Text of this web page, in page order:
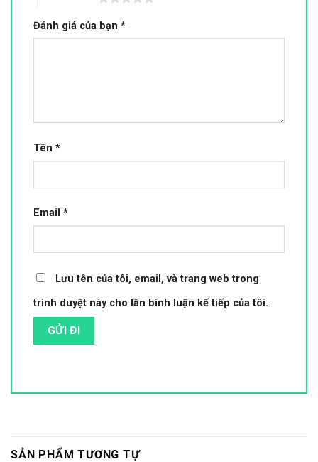
Đánh giá của bạn *
Tên *
Email *
Lưu tên của tôi, email, và trang web trong
trình duyệt này cho lần bình luận kế tiếp của tôi.
SẢN PHẨM TƯƠNG TỰ